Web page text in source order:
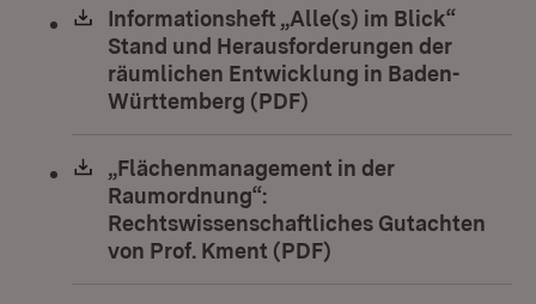
Download:
Informationsheft „Alle(s) im Blick“
Stand und Herausforderungen der
räumlichen Entwicklung in Baden-
Württemberg (PDF)
Download:
„Flächenmanagement in der
Raumordnung“:
Rechtswissenschaftliches Gutachten
von Prof. Kment (PDF)